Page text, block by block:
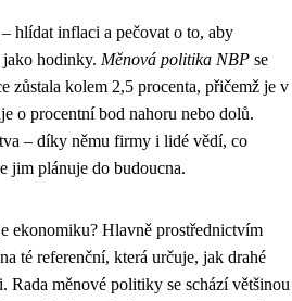
hlídat inflaci a pečovat o to, aby
hodinky. Měnová politika NBP se
zůstala kolem 2,5 procenta, přičemž je v
o procentní bod nahoru nebo dolů.
– díky němu firmy i lidé vědí, co
jim plánuje do budoucna.
ekonomiku? Hlavně prostřednictvím
té referenční, která určuje, jak drahé
Rada měnové politiky se schází většinou